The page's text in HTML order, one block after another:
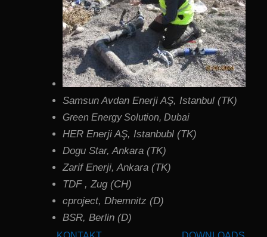
Samsun Avdan Enerji AŞ, Istanbul (TK)
Green Energy Solution, Dubai
HER Enerji AŞ, Istanbubl (TK)
Dogu Star, Ankara (TK)
Zarif Enerji, Ankara (TK)
TDF , Zug (CH)
cproject, Dhemnitz (D)
BSR, Berlin (D)